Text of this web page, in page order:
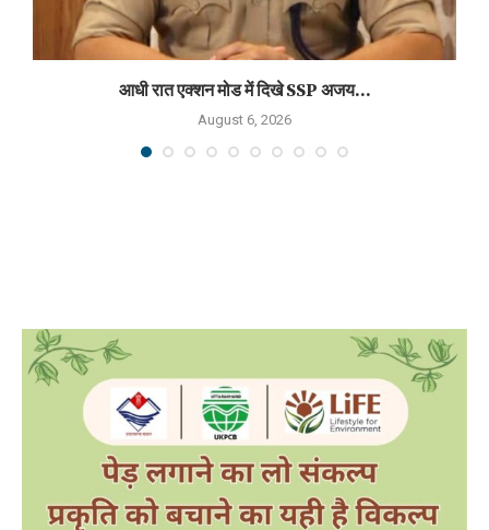
आधी रात एक्शन मोड में दिखे SSP अजय...
August 6, 2026